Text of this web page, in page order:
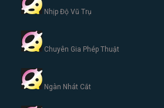
Nhịp Độ Vũ Trụ
Chuyên Gia Phép Thuật
Ngàn Nhát Cắt